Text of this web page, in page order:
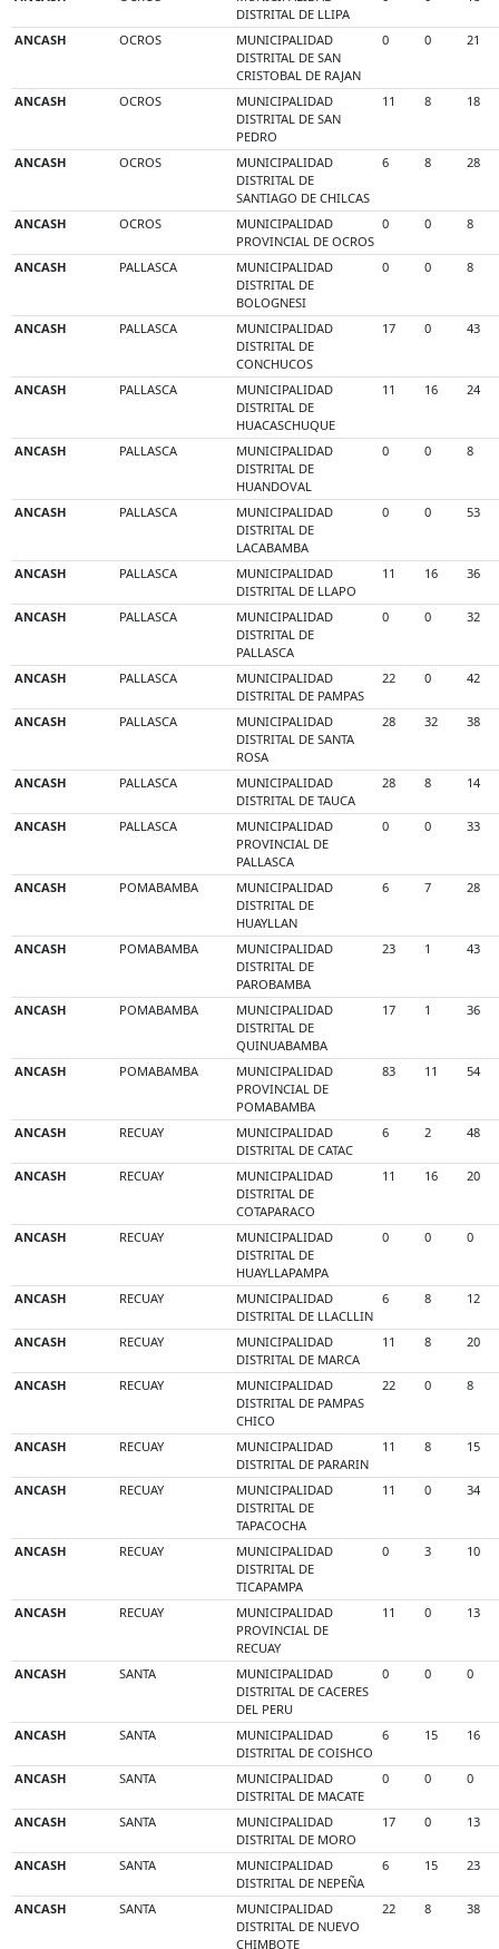
DISTRITAL DE LLIPA
ANCASH OCROS
MUNICIPALIDAD
DISTRITAL DE SAN
CRISTOBAL DE RAJAN
0 0 21
ANCASH OCROS
MUNICIPALIDAD
DISTRITAL DE SAN
PEDRO
11 8 18
ANCASH OCROS
MUNICIPALIDAD
DISTRITAL DE
SANTIAGO DE CHILCAS
6 8 28
ANCASH OCROS
MUNICIPALIDAD
PROVINCIAL DE OCROS
0 0 8
ANCASH PALLASCA
MUNICIPALIDAD
DISTRITAL DE
BOLOGNESI
0 0 8
ANCASH PALLASCA
MUNICIPALIDAD
DISTRITAL DE
CONCHUCOS
17 0 43
ANCASH PALLASCA
MUNICIPALIDAD
DISTRITAL DE
HUACASCHUQUE
11 16 24
ANCASH PALLASCA
MUNICIPALIDAD
DISTRITAL DE
HUANDOVAL
0 0 8
ANCASH PALLASCA
MUNICIPALIDAD
DISTRITAL DE
LACABAMBA
0 0 53
ANCASH PALLASCA
MUNICIPALIDAD
DISTRITAL DE LLAPO
11 16 36
ANCASH PALLASCA
MUNICIPALIDAD
DISTRITAL DE
PALLASCA
0 0 32
ANCASH PALLASCA
MUNICIPALIDAD
DISTRITAL DE PAMPAS
22 0 42
ANCASH PALLASCA
MUNICIPALIDAD
DISTRITAL DE SANTA
ROSA
28 32 38
ANCASH PALLASCA
MUNICIPALIDAD
DISTRITAL DE TAUCA
28 8 14
ANCASH PALLASCA
MUNICIPALIDAD
PROVINCIAL DE
PALLASCA
0 0 33
ANCASH POMABAMBA
MUNICIPALIDAD
DISTRITAL DE
HUAYLLAN
6 7 28
ANCASH POMABAMBA
MUNICIPALIDAD
DISTRITAL DE
PAROBAMBA
23 1 43
ANCASH POMABAMBA
MUNICIPALIDAD
DISTRITAL DE
QUINUABAMBA
17 1 36
ANCASH POMABAMBA
MUNICIPALIDAD
PROVINCIAL DE
POMABAMBA
83 11 54
ANCASH RECUAY
MUNICIPALIDAD
DISTRITAL DE CATAC
6 2 48
ANCASH RECUAY
MUNICIPALIDAD
DISTRITAL DE
COTAPARACO
11 16 20
ANCASH RECUAY
MUNICIPALIDAD
DISTRITAL DE
HUAYLLAPAMPA
0 0 0
ANCASH RECUAY
MUNICIPALIDAD
DISTRITAL DE LLACLLIN
6 8 12
ANCASH RECUAY
MUNICIPALIDAD
DISTRITAL DE MARCA
11 8 20
ANCASH RECUAY
MUNICIPALIDAD
DISTRITAL DE PAMPAS
CHICO
22 0 8
ANCASH RECUAY
MUNICIPALIDAD
DISTRITAL DE PARARIN
11 8 15
ANCASH RECUAY
MUNICIPALIDAD
DISTRITAL DE
TAPACOCHA
11 0 34
ANCASH RECUAY
MUNICIPALIDAD
DISTRITAL DE
TICAPAMPA
0 3 10
ANCASH RECUAY
MUNICIPALIDAD
PROVINCIAL DE
RECUAY
11 0 13
ANCASH SANTA
MUNICIPALIDAD
DISTRITAL DE CACERES
DEL PERU
0 0 0
ANCASH SANTA
MUNICIPALIDAD
DISTRITAL DE COISHCO
6 15 16
ANCASH SANTA
MUNICIPALIDAD
DISTRITAL DE MACATE
0 0 0
ANCASH SANTA
MUNICIPALIDAD
DISTRITAL DE MORO
17 0 13
ANCASH SANTA
MUNICIPALIDAD
DISTRITAL DE NEPEÑA
6 15 23
ANCASH SANTA
MUNICIPALIDAD
DISTRITAL DE NUEVO
CHIMBOTE
22 8 38